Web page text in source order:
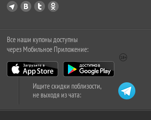
Все наши купоны доступны
через Мобильное Приложение:
Ищите скидки поблизости,
не выходя из чата: